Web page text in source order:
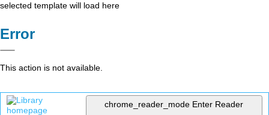
selected template will load here
Error
This action is not available.
chrome_reader_mode Enter Reader